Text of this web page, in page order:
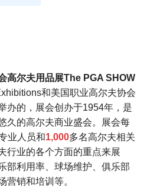
高尔夫用品展The PGA SHOW
和美国职业高尔夫协会
办的，展会创办于1954年，是
久的高尔夫商业盛会。展会每
业人员和1,000多名高尔夫相关
行业的各个方面的重点来展
部利用率、球场维护、俱乐部
营销和培训等。